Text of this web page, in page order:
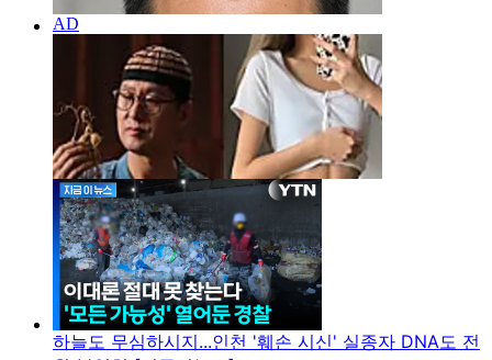
하늘도 무심하시지...인천 '훼손 시신' 실종자 DNA도 전